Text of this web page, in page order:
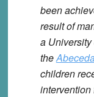
been
result of
a
the
children
intervention